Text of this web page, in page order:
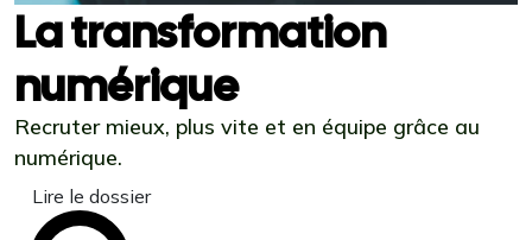
La transformation
numérique
Recruter mieux, plus vite et en équipe grâce au
numérique.
Lire le dossier